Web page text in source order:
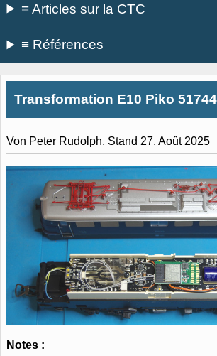
≡ Articles sur la CTC
≡ Références
Transformation E10 Piko 51744
Von Peter Rudolph, Stand 27. Août 2025
Notes :